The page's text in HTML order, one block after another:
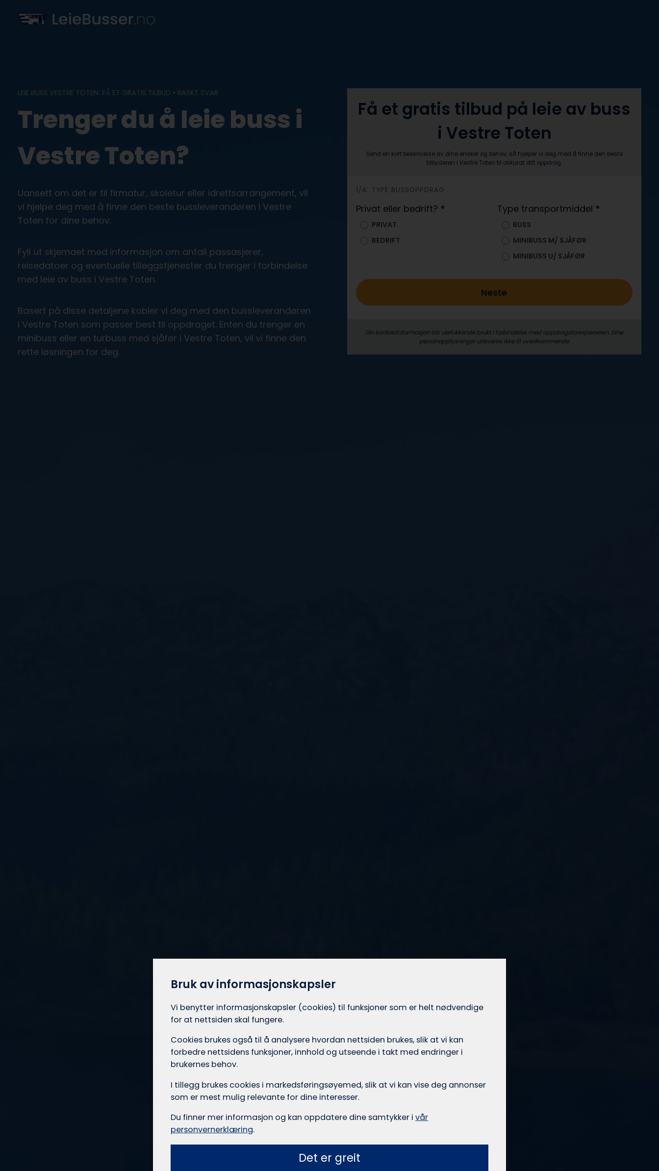
LEIE BUSS VESTRE TOTEN: FÅ ET GRATIS TILBUD • RASKT SVAR
Trenger du å leie buss i
Vestre Toten?
Uansett om det er til firmatur, skoletur eller idrettsarrangement, vil
vi hjelpe deg med å finne den beste bussleverandøren i Vestre
Toten for dine behov.
Fyll ut skjemaet med informasjon om antall passasjerer,
reisedatoer og eventuelle tilleggstjenester du trenger i forbindelse
med leie av buss i Vestre Toten.
Basert på disse detaljene kobler vi deg med den bussleverandøren
i Vestre Toten som passer best til oppdraget. Enten du trenger en
minibuss eller en turbuss med sjåfør i Vestre Toten, vil vi finne den
rette løsningen for deg.
Få et gratis tilbud på leie av buss
i Vestre Toten
Send en kort beskrivelse av dine ønsker og behov, så hjelper vi deg med å finne den beste
tilbyderen i Vestre Toten til akkurat ditt oppdrag.
h
e
1/4: TYPE BUSSOPPDRAG
Privat eller bedrift? *
PRIVAT
BEDRIFT
Type transportmiddel *
BUSS
MINIBUSS M/ SJÅFØR
MINIBUSS U/ SJÅFØR
Neste
Din kontaktinformasjon blir utelukkende brukt i forbindelse med oppdrags­forespørselen. Dine
person­­opplysninger utleveres ikke til uvedkommende.
Bruk av informasjonskapsler
Vi benytter informasjons­kapsler (cookies) til funksjoner som er helt nødvendige
for at nettsiden skal fungere.
Cookies brukes også til å analysere hvordan nettsiden brukes, slik at vi kan
forbedre nettsidens funksjoner, innhold og utseende i takt med endringer i
brukernes behov.
I tillegg brukes cookies i markedsførings­øyemed, slik at vi kan vise deg annonser
som er mest mulig relevante for dine interesser.
Du finner mer informasjon og kan oppdatere dine samtykker i vår
personvernerklæring.
Det er greit